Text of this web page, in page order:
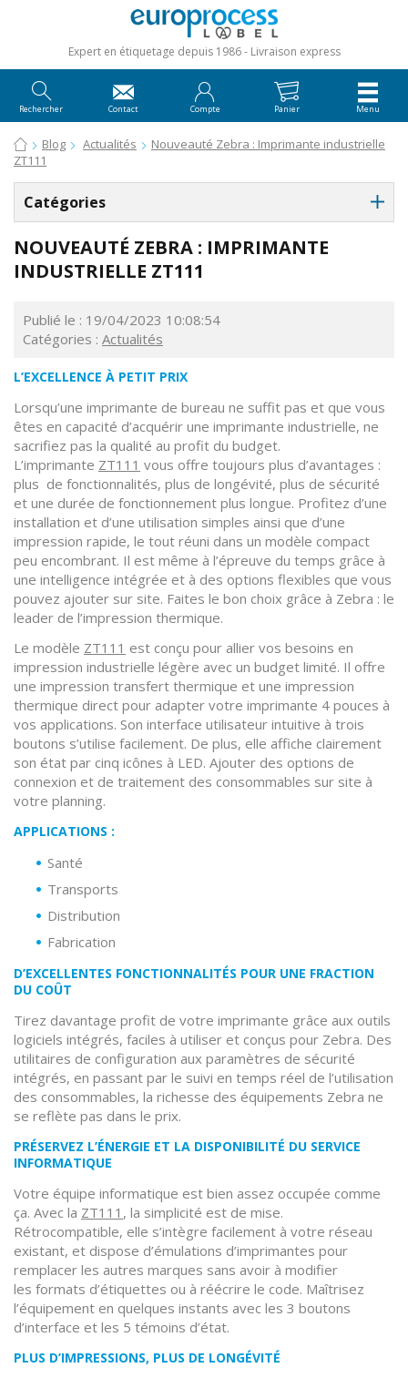
Expert en étiquetage depuis 1986 Livraison express
Rechercher Contact Compte Panier Menu
Blog Actualités
Nouveauté Zebra : Imprimante industrielle
ZT111
Catégories
NOUVEAUTÉ ZEBRA : IMPRIMANTE
INDUSTRIELLE ZT111
Publié le : 19/04/2023 10:08:54
Catégories : Actualités
L’EXCELLENCE À PETIT PRIX
Lorsqu’une imprimante de bureau ne suffit pas et que vous
êtes en capacité d’acquérir une imprimante industrielle, ne
sacrifiez pas la qualité au profit du budget.
L’imprimante ZT111 vous offre toujours plus d’avantages :
plus de fonctionnalités, plus de longévité, plus de sécurité
et une durée de fonctionnement plus longue. Profitez d’une
installation et d’une utilisation simples ainsi que d’une
impression rapide, le tout réuni dans un modèle compact
peu encombrant. Il est même à l’épreuve du temps grâce à
une intelligence intégrée et à des options flexibles que vous
pouvez ajouter sur site. Faites le bon choix grâce à Zebra : le
leader de l’impression thermique.
Le modèle ZT111 est conçu pour allier vos besoins en
impression industrielle légère avec un budget limité. Il offre
une impression transfert thermique et une impression
thermique direct pour adapter votre imprimante 4 pouces à
vos applications. Son interface utilisateur intuitive à trois
boutons s’utilise facilement. De plus, elle affiche clairement
son état par cinq icônes à LED. Ajouter des options de
connexion et de traitement des consommables sur site à
votre planning.
APPLICATIONS :
Santé
Transports
Distribution
Fabrication
D’EXCELLENTES FONCTIONNALITÉS POUR UNE FRACTION
DU COÛT
Tirez davantage profit de votre imprimante grâce aux outils
logiciels intégrés, faciles à utiliser et conçus pour Zebra. Des
utilitaires de configuration aux paramètres de sécurité
intégrés, en passant par le suivi en temps réel de l’utilisation
des consommables, la richesse des équipements Zebra ne
se reflète pas dans le prix.
PRÉSERVEZ L’ÉNERGIE ET LA DISPONIBILITÉ DU SERVICE
INFORMATIQUE
Votre équipe informatique est bien assez occupée comme
ça. Avec la ZT111 , la simplicité est de mise.
Rétrocompatible, elle s’intègre facilement à votre réseau
existant, et dispose d’émulations d’imprimantes pour
remplacer les autres marques sans avoir à modifier
les formats d’étiquettes ou à réécrire le code. Maîtrisez
l’équipement en quelques instants avec les 3 boutons
d’interface et les 5 témoins d’état.
PLUS D’IMPRESSIONS, PLUS DE LONGÉVITÉ